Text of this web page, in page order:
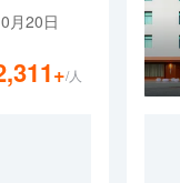
月20日
+/人